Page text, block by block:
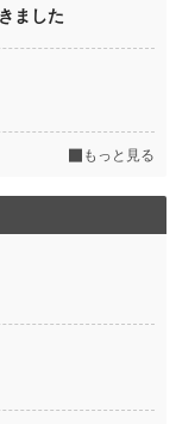
ました
もっと見る